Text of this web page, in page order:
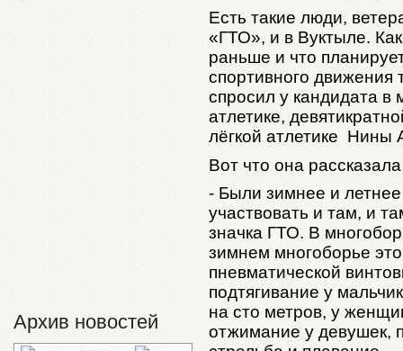
Архив новостей
Есть такие люди,
«ГТО», и в Вуктыле.
раньше и что
спортивного движения
спросил у кандидата в
атлетике,
лёгкой атлетике Нины
Вот что она
- Были зимнее и
участвовать и там, и
значка ГТО. В
зимнем многоборье
пневматической
подтягивание у
на сто метров, у
отжимание у девушек,